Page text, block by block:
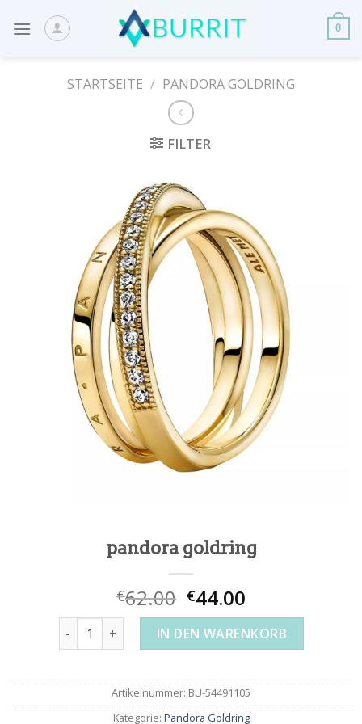
0
STARTSEITE / PANDORA GOLDRING
FILTER
pandora goldring
€62.00 €44.00
pandora goldring MengeIN DEN WARENKORB
Artikelnummer: BU-54491105
Kategorie: Pandora Goldring